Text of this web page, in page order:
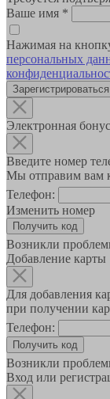
Ваше имя *
Нажимая на
персональных
Зарегистрироваться
Электронная
Введите номер
Мы отправим вам
Телефон:
Изменить номер
Возникли
Добавление карты
Для добавления
при получении
Телефон:
Возникли
Вход или